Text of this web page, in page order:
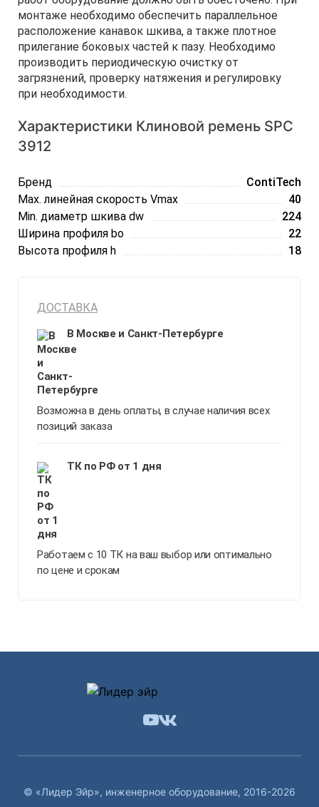
монтаже необходимо обеспечить параллельное
расположение канавок шкива, а также плотное
прилегание боковых частей к пазу. Необходимо
производить периодическую очистку от
загрязнений, проверку натяжения и регулировку
при необходимости.
Характеристики Клиновой ремень SPC
3912
Бренд
ContiTech
Max. линейная скорость Vmax
40
Min. диаметр шкива dw
224
Ширина профиля bo
22
Высота профиля h
18
ДОСТАВКА
В Москве и Санкт-Петербурге
Возможна в день оплаты, в случае наличия всех
позиций заказа
ТК по РФ от 1 дня
Работаем с 10 ТК на ваш выбор или оптимально
по цене и срокам
© «Лидер Эйр», инженерное оборудование, 2016-2026